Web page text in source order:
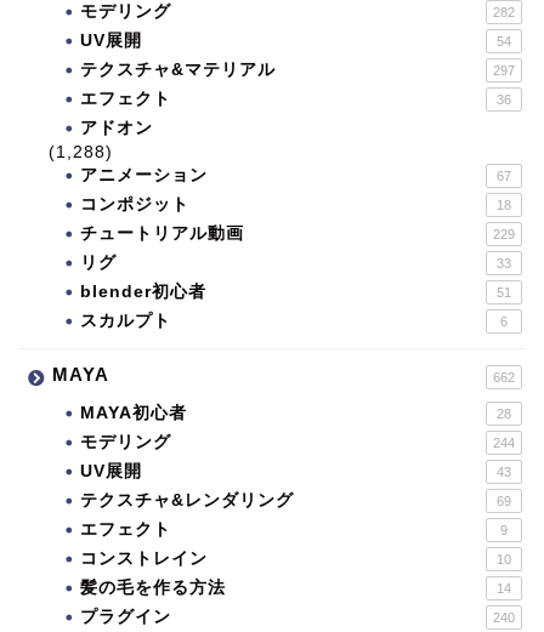
モデリング 282
UV展開 54
テクスチャ&マテリアル 297
エフェクト 36
アドオン
(1,288)
アニメーション
67
コンポジット 18
チュートリアル動画 229
リグ 33
blender初心者 51
スカルプト 6
MAYA 662
MAYA初心者 28
モデリング 244
UV展開 43
テクスチャ&レンダリング 69
エフェクト 9
コンストレイン 10
髪の毛を作る方法 14
プラグイン 240